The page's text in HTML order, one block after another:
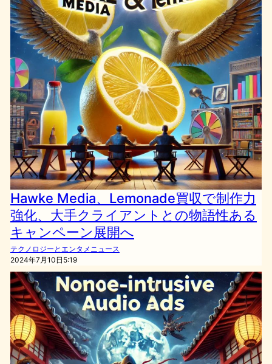
Hawke Media、Lemonade買収で制作力
強化、大手クライアントとの物語性ある
キャンペーン展開へ
テクノロジーとエンタメニュース
2024年7月10日5:19